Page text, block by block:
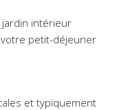
jardin intérieur
petit-déjeuner
et typiquement